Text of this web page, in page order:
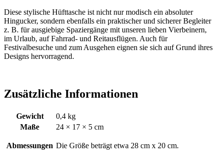
Diese stylische Hüfttasche ist nicht nur modisch ein absoluter
Hingucker, sondern ebenfalls ein praktischer und sicherer Begleiter
z. B. für ausgiebige Spaziergänge mit unseren lieben Vierbeinern,
im Urlaub, auf Fahrrad- und Reitausflügen. Auch für
Festivalbesuche und zum Ausgehen eignen sie sich auf Grund ihres
Designs hervorragend.
Zusätzliche Informationen
Gewicht
0,4 kg
Maße
24 × 17 × 5 cm
Abmessungen Die Größe beträgt etwa 28 cm x 20 cm.